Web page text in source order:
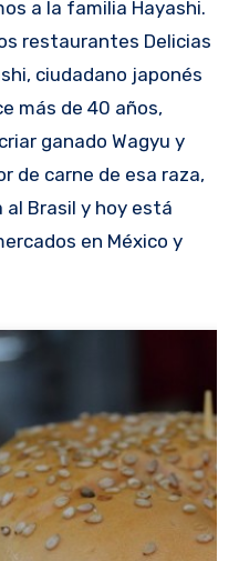
a la familia Hayashi.
restaurantes Delicias
ciudadano japonés
más de 40 años,
ganado Wagyu y
de carne de esa raza,
Brasil y hoy está
en México y